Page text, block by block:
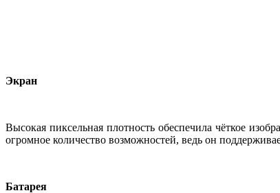
Экран
Высокая пиксельная плотность обеспечила чёткое
огромное количество возможностей, ведь он
Батарея